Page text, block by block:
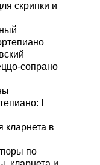
скрипки и
сопрано
I
кларнета в
по